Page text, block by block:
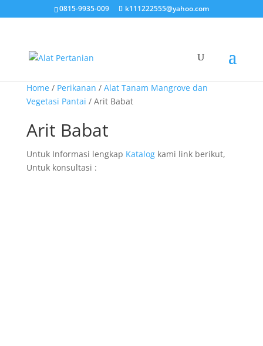
0815-9935-009 k111222555@yahoo.com
Home/ Perikanan / Alat Tanam Mangrove dan
Vegetasi Pantai / Arit Babat
Arit Babat
Untuk Informasi lengkap Katalogkami link berikut,
Untuk konsultasi :